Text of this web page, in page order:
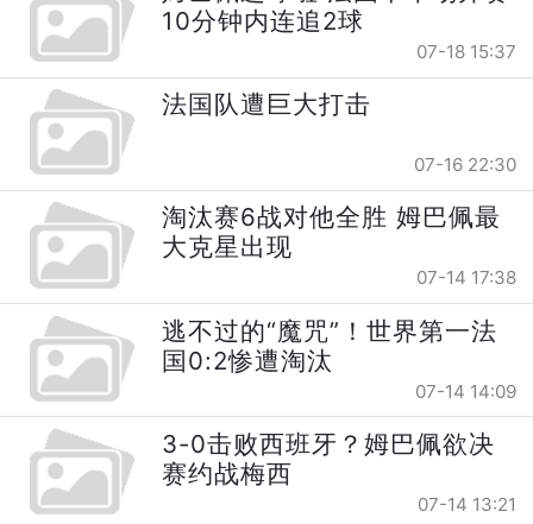
10分钟内连追2球
07-18 15:37
法国队遭巨大打击
07-16 22:30
淘汰赛6战对他全胜 姆巴佩最
大克星出现
07-14 17:38
逃不过的“魔咒”！世界第一法
国0:2惨遭淘汰
07-14 14:09
3-0击败西班牙？姆巴佩欲决
赛约战梅西
07-14 13:21